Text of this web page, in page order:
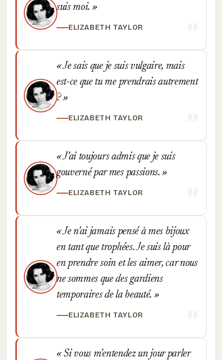
suis moi.
ELIZABETH TAYLOR
Je sais que je suis vulgaire, mais
est-ce que tu me prendrais autrement
?
ELIZABETH TAYLOR
J'ai toujours admis que je suis
gouverné par mes passions.
ELIZABETH TAYLOR
Je n'ai jamais pensé à mes bijoux
en tant que trophées. Je suis là pour
en prendre soin et les aimer, car nous
ne sommes que des gardiens
temporaires de la beauté.
ELIZABETH TAYLOR
Si vous m'entendez un jour parler